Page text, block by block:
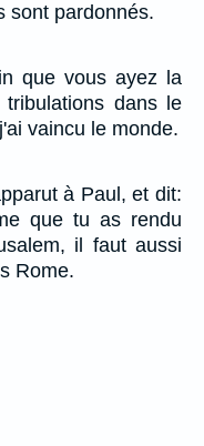
sont pardonnés.
que vous ayez la
dans le
vaincu le monde.
à Paul, et dit:
que tu as rendu
il faut aussi
Rome.